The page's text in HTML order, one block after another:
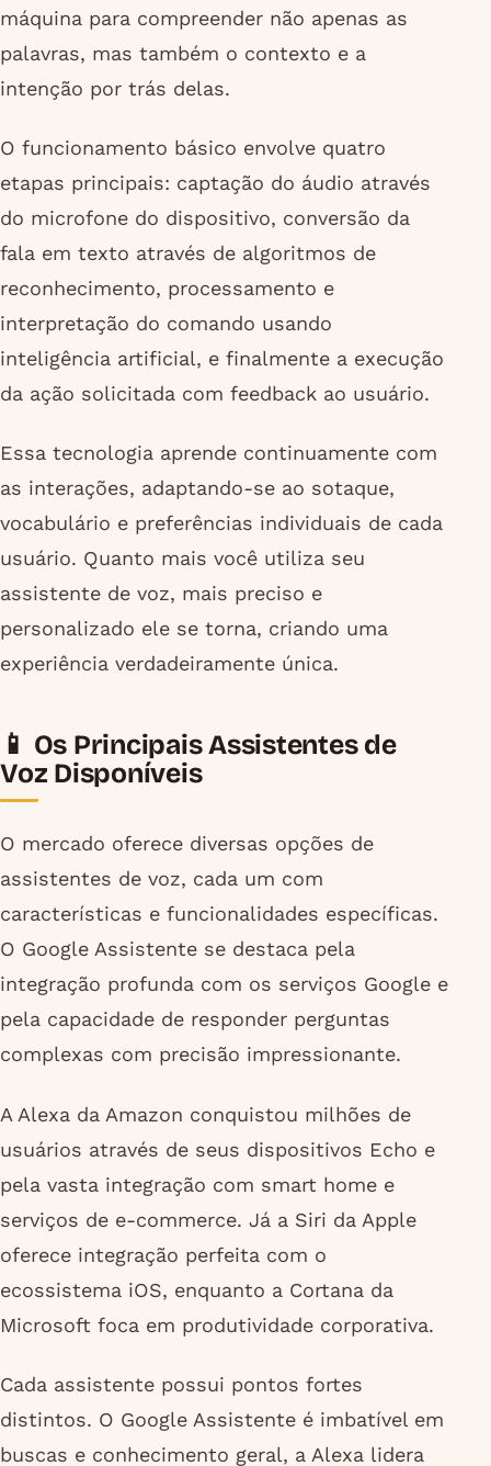
máquina para compreender não apenas as
palavras, mas também o contexto e a
intenção por trás delas.
O funcionamento básico envolve quatro
etapas principais: captação do áudio através
do microfone do dispositivo, conversão da
fala em texto através de algoritmos de
reconhecimento, processamento e
interpretação do comando usando
inteligência artificial, e finalmente a execução
da ação solicitada com feedback ao usuário.
Essa tecnologia aprende continuamente com
as interações, adaptando-se ao sotaque,
vocabulário e preferências individuais de cada
usuário. Quanto mais você utiliza seu
assistente de voz, mais preciso e
personalizado ele se torna, criando uma
experiência verdadeiramente única.
📱 Os Principais Assistentes de
Voz Disponíveis
O mercado oferece diversas opções de
assistentes de voz, cada um com
características e funcionalidades específicas.
O Google Assistente se destaca pela
integração profunda com os serviços Google e
pela capacidade de responder perguntas
complexas com precisão impressionante.
A Alexa da Amazon conquistou milhões de
usuários através de seus dispositivos Echo e
pela vasta integração com smart home e
serviços de e-commerce. Já a Siri da Apple
oferece integração perfeita com o
ecossistema iOS, enquanto a Cortana da
Microsoft foca em produtividade corporativa.
Cada assistente possui pontos fortes
distintos. O Google Assistente é imbatível em
buscas e conhecimento geral, a Alexa lidera